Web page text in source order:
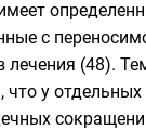
с
(48).
у отдельных